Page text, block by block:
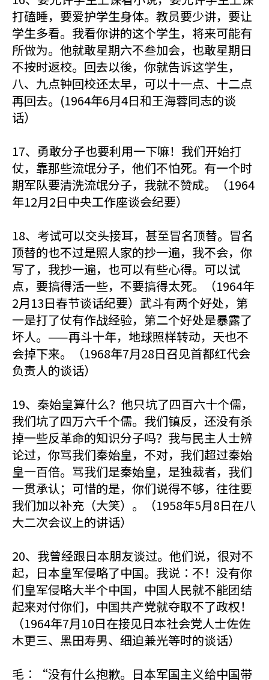
打磕睡，要爱护学生身体。教员要少讲，要让
学生多看。我看你讲的这个学生，将来可能有
所做为。他就敢星期六不叁加会，也敢星期日
不按时返校。回去以後，你就告诉这学生，
八、九点钟回校还太早，可以十一点、十二点
再回去。(1964年6月4日和王海蓉同志的谈
话）
17、勇敢分子也要利用一下嘛！我们开始打
仗，靠那些流氓分子，他们不怕死。有一个时
期军队要清洗流氓分子，我就不赞成。（1964
年12月2日中央工作座谈会纪要）
18、考试可以交头接耳，甚至冒名顶替。冒名
顶替的也不过是照人家的抄一遍，我不会，你
写了，我抄一遍，也可以有些心得。可以试
点，要搞得活一些，不要搞得太死。（1964年
2月13日春节谈话纪要）武斗有两个好处，第
一是打了仗有作战经验，第二个好处是暴露了
坏人。——再斗十年，地球照样转动，天也不
会掉下来。（1968年7月28日召见首都红代会
负责人的谈话）
19、秦始皇算什么？他只坑了四百六十个儒，
我们坑了四万六千个儒。我们镇反，还没有杀
掉一些反革命的知识分子吗？我与民主人士辨
论过，你骂我们秦始皇，不对，我们超过秦始
皇一百倍。骂我们是秦始皇，是独裁者，我们
一贯承认；可惜的是，你们说得不够，往往要
我们加以补充（大笑）。（1958年5月8日在八
大二次会议上的讲话）
20、我曾经跟日本朋友谈过。他们说，很对不
起，日本皇军侵略了中国。我说∶不！没有你
们皇军侵略大半个中国，中国人民就不能团结
起来对付你们，中国共产党就夺取不了政权！
（1964年7月10日在接见日本社会党人士佐佐
木更三、黑田寿男、细迫兼光等时的谈话）
毛∶“没有什么抱歉。日本军国主义给中国带